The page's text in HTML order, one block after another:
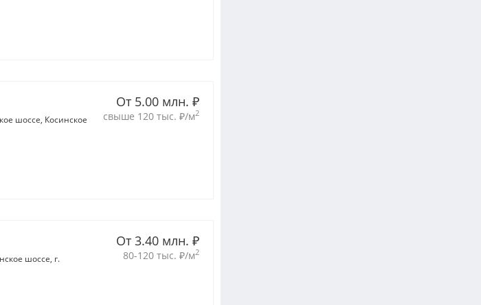
От 5.00 млн. ₽
свыше 120 тыс. ₽/м2
шоссе Косинское
От 3.40 млн. ₽
80-120 тыс. ₽/м2
шоссе г.